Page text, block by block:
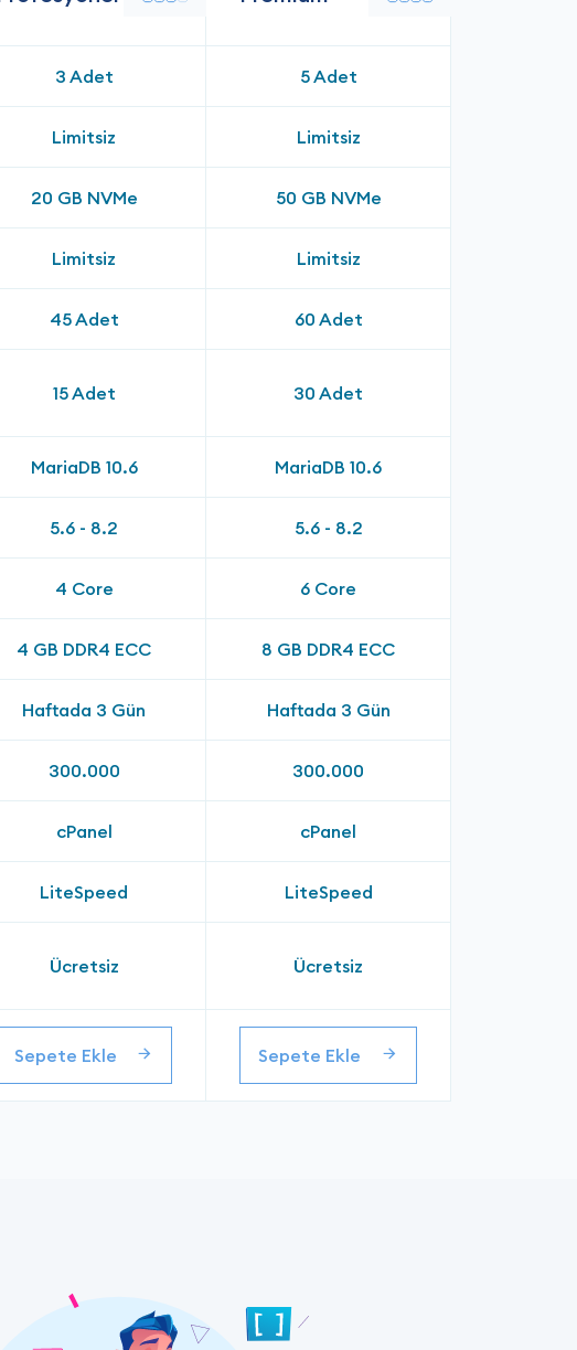
3 Adet 5 Adet
Limitsiz Limitsiz
20 GB NVMe 50 GB NVMe
Limitsiz Limitsiz
45 Adet 60 Adet
15 Adet 30 Adet
MariaDB 10.6 MariaDB 10.6
5.6 - 8.2 5.6 - 8.2
4 Core 6 Core
4 GB DDR4 ECC 8 GB DDR4 ECC
Haftada 3 Gün Haftada 3 Gün
300.000 300.000
cPanel cPanel
LiteSpeed LiteSpeed
Ücretsiz Ücretsiz
Sepete Ekle Sepete Ekle